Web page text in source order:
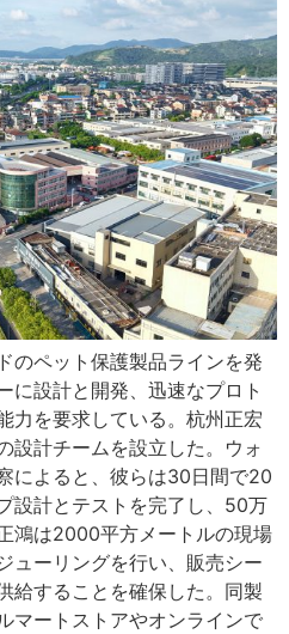
のペット保護製品ラインを発
に設計と開発、迅速なプロト
力を要求している。杭州正宏
設計チームを設立した。ウォ
によると、彼らは30日間で20
設計とテストを完了し、50万
鴻は2000平方メートルの現場
ューリングを行い、販売シー
給することを確保した。同製
マートストアやオンラインで